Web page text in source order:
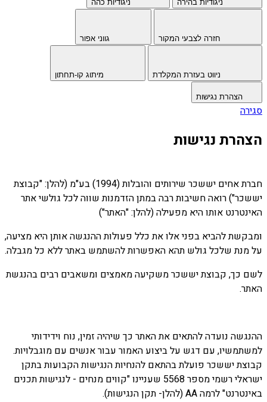
ניגודיות בהירה ניגודיות כהה
חזרה לצבעי המקור גווני אפור
ניווט בעזרת המקלדת מיתוג קו-תחתון
סגירה
הצהרת נגישות
חברת אחים יששכר שירותים והובלות (1994) בע"מ (להלן: "קבוצת
יששכר") רואה חשיבות רבה במתן הזדמנות שווה לכל גולשי אתר
האינטרנט אותו היא מפעילה (להלן: "האתר")
ומבקשת להביא בפני אלו את כלל פעולות ההנגשה אותן היא מציעה,
על מנת שלכל גולש תהא האפשרות להשתמש באתר ללא כל מגבלה.
לשם כך, קבוצת יששכר משקיעה מאמצים ומשאבים רבים בהנגשת
האתר.
ההנגשה נועדה להתאים את האתר כך שיהיה זמין, נוח וידידותי
למשתמשיו, עם דגש על ביצוע האמור עבור אנשים עם מוגבלויות.
קבוצת יששכר פועלת בהתאם להנחיות הנגישות הקבועות בתקן
ישראלי רשמי מספר 5568 שעניינו "קווים מנחים - לנגישות תכנים
באינטרנט" לרמה AA (להלן- תקן הנגישות).